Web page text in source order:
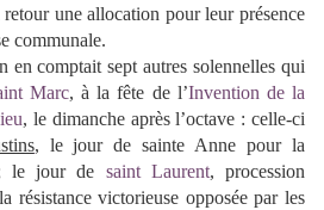
une allocation pour leur présence
communale.
en comptait sept autres solennelles qui
Marc, à la fête de l’Invention de la
, le dimanche après l’octave : celle-ci
, le jour de sainte Anne pour la
; le jour de saint Laurent, procession
résistance victorieuse opposée par les